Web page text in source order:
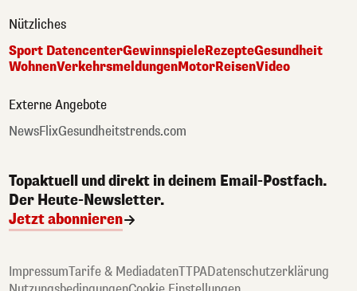
Nützliches
Sport DatencenterGewinnspieleRezepteGesundheit
WohnenVerkehrsmeldungenMotorReisenVideo
Externe Angebote
NewsFlixGesundheitstrends.com
Topaktuell und direkt in deinem Email-Postfach.
Der Heute-Newsletter.
Jetzt abonnieren
ImpressumTarife & MediadatenTTPADatenschutzerklärung